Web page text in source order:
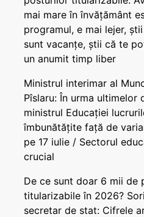
mai mare în învățământ
programul, e mai lejer,
sunt vacanţe, știi că te
un anumit timp liber
Ministrul interimar al
Pîslaru: În urma ultimelor
ministrul Educației
îmbunătățite față de
pe 17 iulie / Sectorul
crucial
De ce sunt doar 6 mii de
titularizabile în 2026?
secretar de stat: Cifrele